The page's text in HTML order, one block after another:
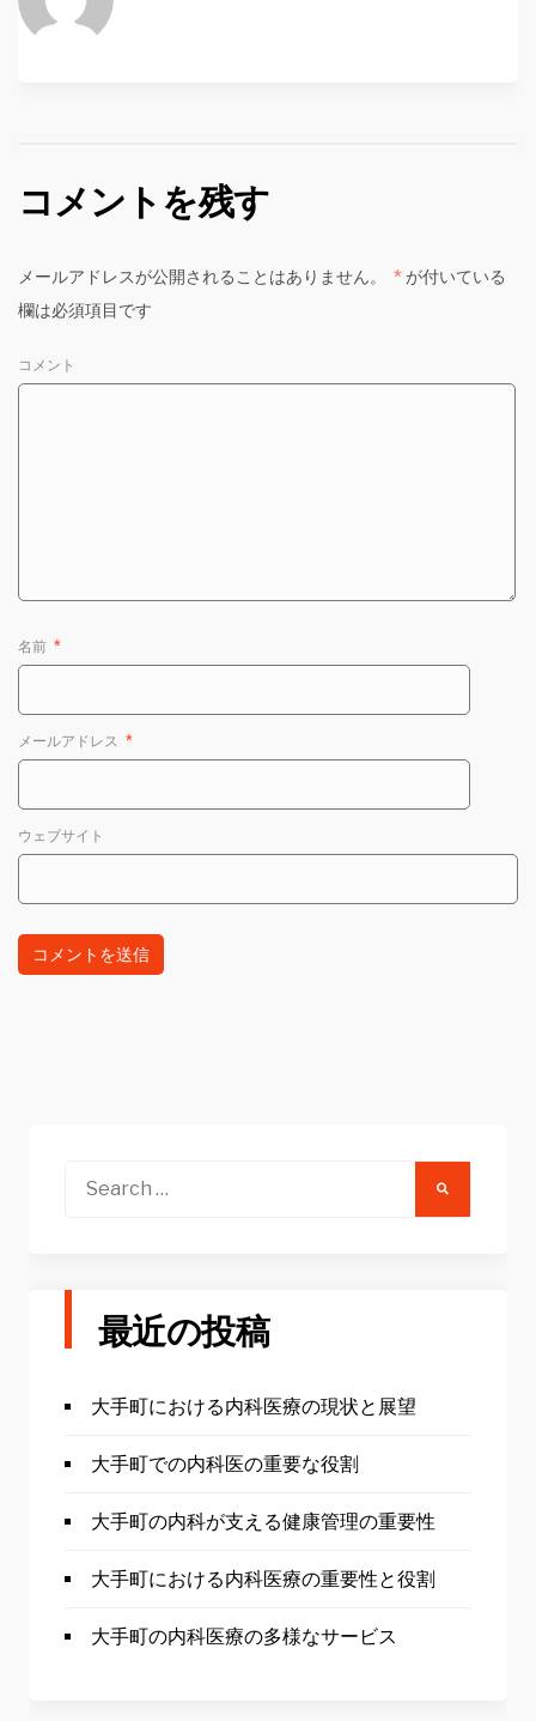
コメントを残す
メールアドレスが公開されることはありません。 * が付いている
欄は必須項目です
コメント
名前 *
メールアドレス *
ウェブサイト
Search
最近の投稿
大手町における内科医療の現状と展望
大手町での内科医の重要な役割
大手町の内科が支える健康管理の重要性
大手町における内科医療の重要性と役割
大手町の内科医療の多様なサービス